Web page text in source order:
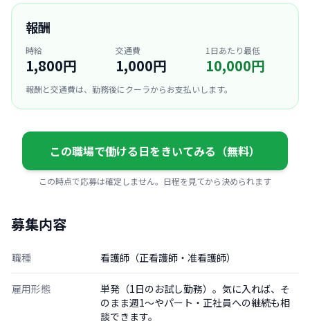
報酬
時給
1,800円
交通費
1,000円
1日あたり最低
10,000円
報酬と交通費は、勤務後にクーラからお支払いします。
この職場で働ける日をきいてみる（無料）
この時点で応募は確定しません。日程を見てから決められます
募集内容
職種 看護師（正看護師・准看護師）
雇用形態
単発（1日のお試し勤務）。気に入れば、そ
のまま週1〜やパート・正社員への継続も相
談できます。